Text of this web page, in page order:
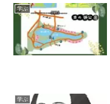
学ぶ
学ぶ